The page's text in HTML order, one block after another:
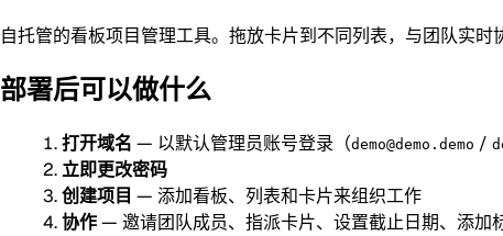
自托管的看板项目管理工具。拖放卡片到不同列表，与团队实时
部署后可以做什么
打开域名 — 以默认管理员账号登录（demo@demo.demo /
立即更改密码
创建项目 — 添加看板、列表和卡片来组织工作
协作— 邀请团队成员、指派卡片、设置截止日期、添加